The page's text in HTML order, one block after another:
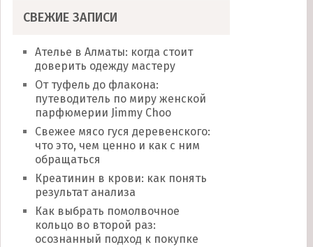
СВЕЖИЕ ЗАПИСИ
Ателье в Алматы: когда стоит
доверить одежду мастеру
От туфель до флакона:
путеводитель по миру женской
парфюмерии Jimmy Choo
Свежее мясо гуся деревенского:
что это, чем ценно и как с ним
обращаться
Креатинин в крови: как понять
результат анализа
Как выбрать помолвочное
кольцо во второй раз:
осознанный подход к покупке